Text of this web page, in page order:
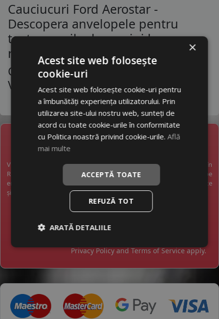
Cauciucuri Ford Aerostar -
Descopera anvelopele pentru
toate marcile de masini la un
raport calitate-pret corect
Cauciucuri Ford Aerostar - Gama
Variata De La Producatori De Top
NEWSLETTER
Vreți să fiți la curent cu toate noutățile în industria anvelopelor în
România? Vreți să primiți pe email promoții exclusive? Abonați-vă pe
email și veți primi pe email o dată pe săptămână cele mai bune oferte
și noutăți.
Privacy PolicyandTerms of Serviceapply.
×
Acest site web folosește
cookie-uri
Acest site web folosește cookie-uri pentru
a îmbunătăți experiența utilizatorului. Prin
utilizarea site-ului nostru web, sunteți de
acord cu toate cookie-urile în conformitate
cu Politica noastră privind cookie-urile.Află
mai multe
ACCEPTĂ TOATE
REFUZĂ TOT
ARATĂ DETALIILE